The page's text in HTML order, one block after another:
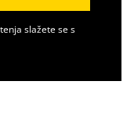
slažete se s